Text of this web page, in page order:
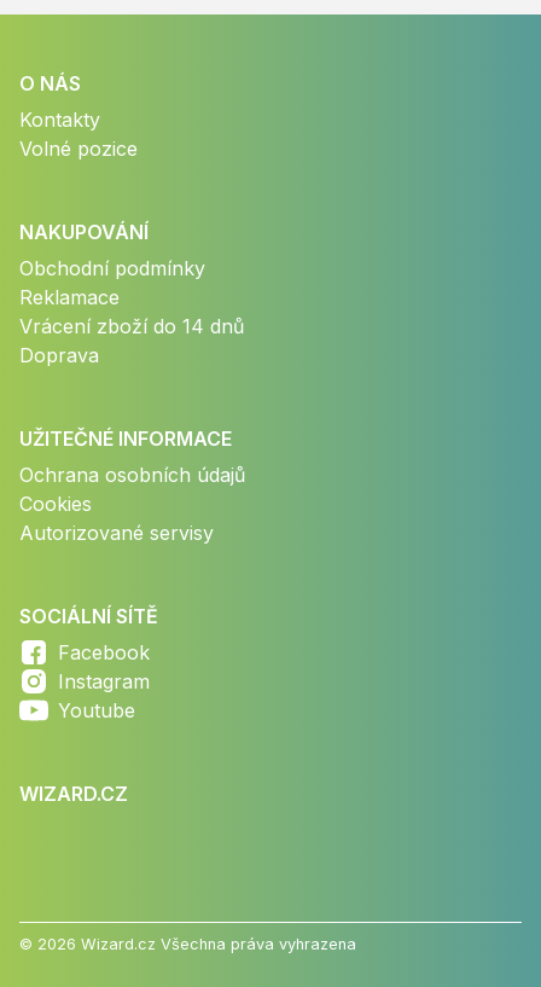
O NÁS
Kontakty
Volné pozice
NAKUPOVÁNÍ
Obchodní podmínky
Reklamace
Vrácení zboží do 14 dnů
Doprava
UŽITEČNÉ INFORMACE
Ochrana osobních údajů
Cookies
Autorizované servisy
SOCIÁLNÍ SÍTĚ
Facebook
Instagram
Youtube
WIZARD.CZ
© 2026 Wizard.cz Všechna práva vyhrazena